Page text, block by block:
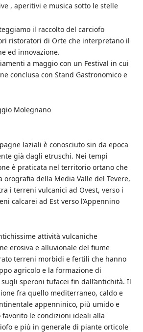
, aperitivi e musica sotto le stelle
il raccolto del carciofo
ristoratori di Orte che interpretano il
ed innovazione.
a maggio con un Festival in cui
conclusa con Stand Gastronomico e
Molegnano
laziali è conosciuto sin da epoca
già dagli etruschi. Nei tempi
è praticata nel territorio ortano che
orografia della Media Valle del Tevere,
i terreni vulcanici ad Ovest, verso i
calcarei ad Est verso l’Appennino
attività vulcaniche
erosiva e alluvionale del fiume
terreni morbidi e fertili che hanno
agricolo e la formazione di
speroni tufacei fin dall’antichità. Il
fra quello mediterraneo, caldo e
appenninico, più umido e
favorito le condizioni ideali alla
e più in generale di piante orticole